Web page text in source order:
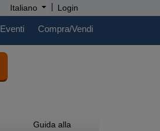
Italiano | Login
Eventi Compra/Vendi
Guida alla